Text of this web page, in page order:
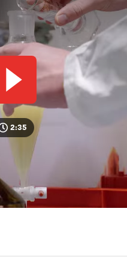
Video afspelen
2:35